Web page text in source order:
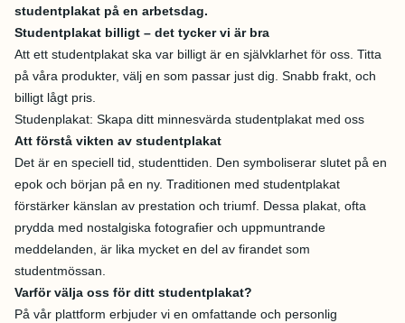
studentplakat på en arbetsdag.
Studentplakat billigt – det tycker vi är bra
Att ett studentplakat ska var billigt är en självklarhet för oss. Titta
på våra produkter, välj en som passar just dig. Snabb frakt, och
billigt lågt pris.
Studenplakat: Skapa ditt minnesvärda studentplakat med oss
Att förstå vikten av studentplakat
Det är en speciell tid, studenttiden. Den symboliserar slutet på en
epok och början på en ny. Traditionen med studentplakat
förstärker känslan av prestation och triumf. Dessa plakat, ofta
prydda med nostalgiska fotografier och uppmuntrande
meddelanden, är lika mycket en del av firandet som
studentmössan.
Varför välja oss för ditt studentplakat?
På vår plattform erbjuder vi en omfattande och personlig